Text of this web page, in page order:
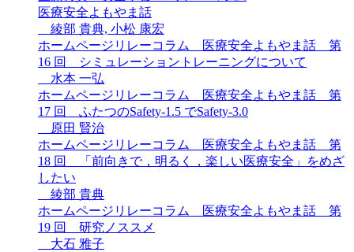
医療安全よもやま話
綾部 貴典, 小松 康宏
ホームページリレーコラム 医療安全よもやま話 第
16 回 シミュレーショントレーニングについて
水本 一弘
ホームページリレーコラム 医療安全よもやま話 第
17 回 ふたつのSafety-1.5 でSafety-3.0
原田 賢治
ホームページリレーコラム 医療安全よもやま話 第
18 回 「前向きで，明るく，楽しい医療安全」をめざ
したい
綾部 貴典
ホームページリレーコラム 医療安全よもやま話 第
19 回 研究ノススメ
大石 雅子